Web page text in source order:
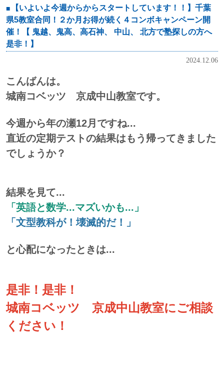
【いよいよ今週からからスタートしています！！】千葉
県5教室合同！２か月お得が続く４コンボキャンペーン開
催！【 鬼越、鬼高、高石神、 中山、 北方で塾探しの方へ
是非！】
2024.12.06
こんばんは。
城南コベッツ 京成中山教室です。
今週から年の瀬12月ですね...
直近の定期テストの結果はもう帰ってきました
でしょうか？
結果を見て...
「英語と数学...マズいかも...」
「文型教科が！壊滅的だ！」
と心配になったときは...
是非！是非！
城南コベッツ 京成中山教室にご相談
ください！